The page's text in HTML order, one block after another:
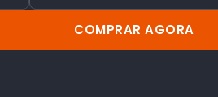
COMPRAR AGORA